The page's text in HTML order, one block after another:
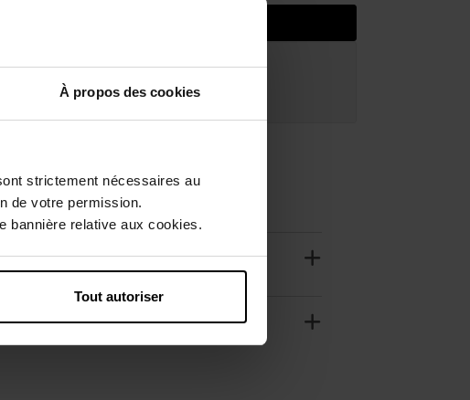
À propos des cookies
strictement nécessaires au
de votre permission.
bannière relative aux cookies.
Tout autoriser